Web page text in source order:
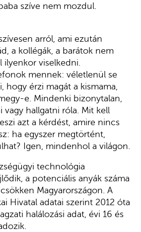
szíve nem mozdul.
arról, ami ezután
a kollégák, a barátok nem
viselkedni.
mennek: véletlenül se
hogy érzi magát a kismama,
e. Mindenki bizonytalan,
vagy hallgatni róla. Mit kell
azt a kérdést, amire nincs
ha egyszer megtörtént,
Igen, mindenhol a világon.
technológia
a potenciális anyák száma
Magyarországon. A
Hivatal adatai szerint 2012 óta
halálozási adat, évi 16 és